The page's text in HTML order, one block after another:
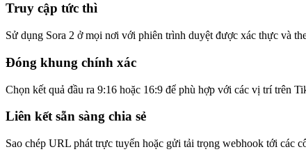
Truy cập tức thì
Sử dụng Sora 2 ở mọi nơi với phiên trình duyệt được xác thực và
Đóng khung chính xác
Chọn kết quả đầu ra 9:16 hoặc 16:9 để phù hợp với các vị trí trên
Liên kết sẵn sàng chia sẻ
Sao chép URL phát trực tuyến hoặc gửi tải trọng webhook tới các